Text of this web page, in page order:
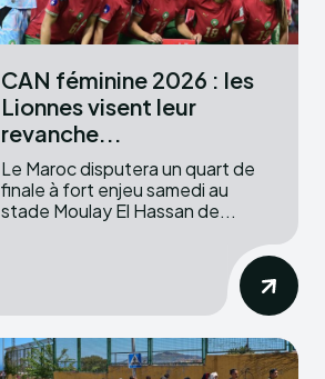
CAN féminine 2026 : les
Lionnes visent leur
revanche...
Le Maroc disputera un quart de
finale à fort enjeu samedi au
stade Moulay El Hassan de...